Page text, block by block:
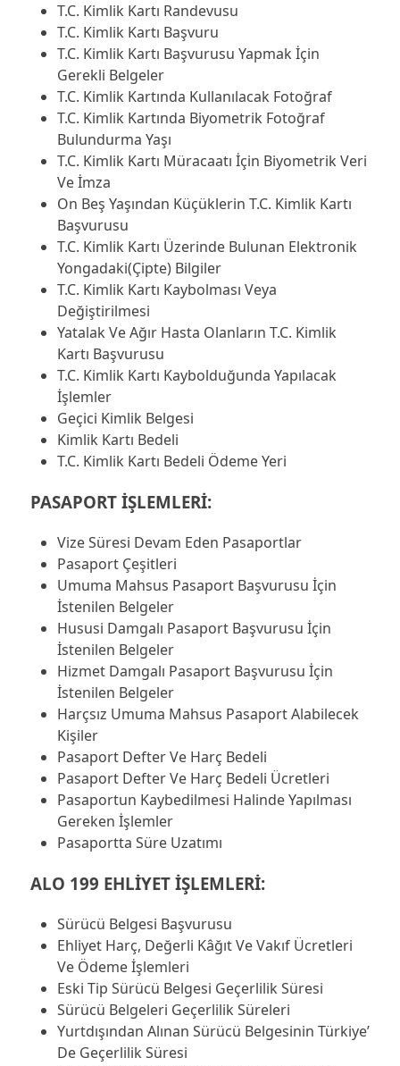
T.C. Kimlik Kartı Randevusu
T.C. Kimlik Kartı Başvuru
T.C. Kimlik Kartı Başvurusu Yapmak İçin
Gerekli Belgeler
T.C. Kimlik Kartında Kullanılacak Fotoğraf
T.C. Kimlik Kartında Biyometrik Fotoğraf
Bulundurma Yaşı
T.C. Kimlik Kartı Müracaatı İçin Biyometrik Veri
Ve İmza
On Beş Yaşından Küçüklerin T.C. Kimlik Kartı
Başvurusu
T.C. Kimlik Kartı Üzerinde Bulunan Elektronik
Yongadaki(Çipte) Bilgiler
T.C. Kimlik Kartı Kaybolması Veya
Değiştirilmesi
Yatalak Ve Ağır Hasta Olanların T.C. Kimlik
Kartı Başvurusu
T.C. Kimlik Kartı Kaybolduğunda Yapılacak
İşlemler
Geçici Kimlik Belgesi
Kimlik Kartı Bedeli
T.C. Kimlik Kartı Bedeli Ödeme Yeri
PASAPORT İŞLEMLERİ:
Vize Süresi Devam Eden Pasaportlar
Pasaport Çeşitleri
Umuma Mahsus Pasaport Başvurusu İçin
İstenilen Belgeler
Hususi Damgalı Pasaport Başvurusu İçin
İstenilen Belgeler
Hizmet Damgalı Pasaport Başvurusu İçin
İstenilen Belgeler
Harçsız Umuma Mahsus Pasaport Alabilecek
Kişiler
Pasaport Defter Ve Harç Bedeli
Pasaport Defter Ve Harç Bedeli Ücretleri
Pasaportun Kaybedilmesi Halinde Yapılması
Gereken İşlemler
Pasaportta Süre Uzatımı
ALO 199 EHLİYET İŞLEMLERİ:
Sürücü Belgesi Başvurusu
Ehliyet Harç, Değerli Kâğıt Ve Vakıf Ücretleri
Ve Ödeme İşlemleri
Eski Tip Sürücü Belgesi Geçerlilik Süresi
Sürücü Belgeleri Geçerlilik Süreleri
Yurtdışından Alınan Sürücü Belgesinin Türkiye’
De Geçerlilik Süresi